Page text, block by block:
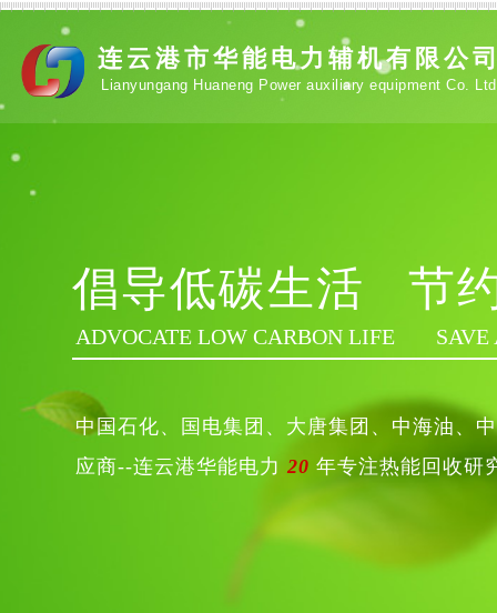
中国石化、国电集团、大唐集团、中海油、
应商--连云港华能电力20 年专注热能回收研
倡导低碳生活 节
ADVOCATE LOW CARBON LIFE
连云港市华能电力辅机有限公
Lianyungang Huaneng Power auxiliary equipment Co.